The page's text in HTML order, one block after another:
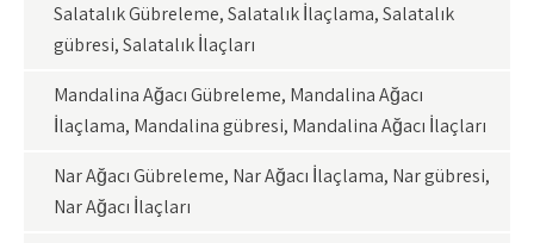
Salatalık Gübreleme, Salatalık İlaçlama, Salatalık
gübresi, Salatalık İlaçları
Mandalina Ağacı Gübreleme, Mandalina Ağacı
İlaçlama, Mandalina gübresi, Mandalina Ağacı İlaçları
Nar Ağacı Gübreleme, Nar Ağacı İlaçlama, Nar gübresi,
Nar Ağacı İlaçları